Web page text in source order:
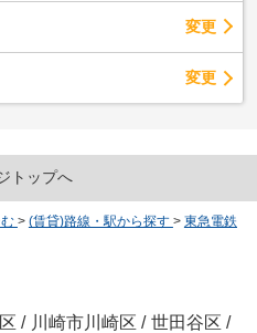
変更
変更
トップへ
> (賃貸)路線・駅から探す > 東急電鉄
/ 川崎市川崎区 / 世田谷区 /